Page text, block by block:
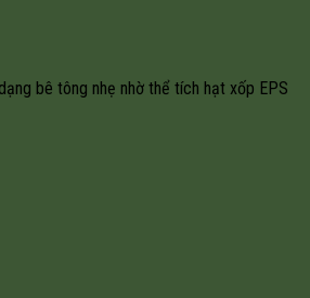
bê tông nhẹ nhờ thể tích hạt xốp EPS